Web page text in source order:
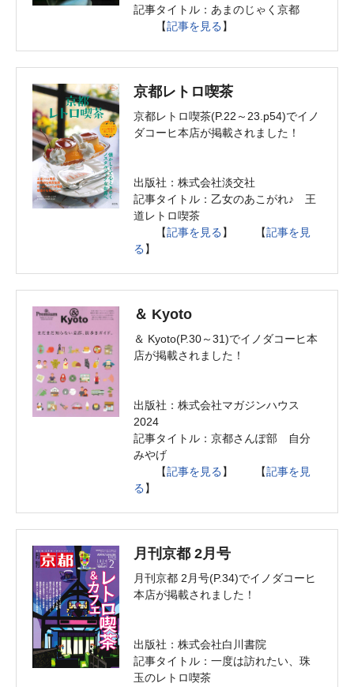
記事タイトル：あまのじゃく京都
【記事を見る 】
京都レトロ喫茶
京都レトロ喫茶(P.22～23.p54)でイノ
ダコーヒ本店が掲載されました！
出版社：株式会社淡交社
記事タイトル：乙女のあこがれ♪ 王
道レトロ喫茶
【記事を見る 】 【記事を見
る 】
＆ Kyoto
＆ Kyoto(P.30～31)でイノダコーヒ本
店が掲載されました！
出版社：株式会社マガジンハウス
2024
記事タイトル：京都さんぽ部 自分
みやげ
【記事を見る 】 【記事を見
る 】
月刊京都 2月号
月刊京都 2月号(P.34)でイノダコーヒ
本店が掲載されました！
出版社：株式会社白川書院
記事タイトル：一度は訪れたい、珠
玉のレトロ喫茶